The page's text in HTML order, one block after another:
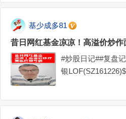
基少成多81
昔日网红基金凉凉！高溢价炒作
#炒股日记##复盘
银